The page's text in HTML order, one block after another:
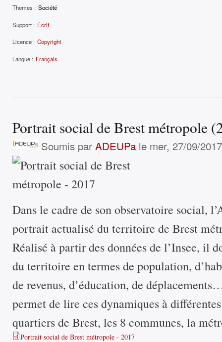
Themes : Société
Support : Écrit
Licence : Copyright
Langue : Français
Portrait social de Brest métropole
Soumis par ADEUPale mer, 27/09/
Dans le cadre de son observatoire social,
portrait actualisé du territoire de Brest
Réalisé à partir des données de l’Insee, il
du territoire en termes de population,
de revenus, d’éducation, de
permet de lire ces dynamiques à
quartiers de Brest, les 8 communes, la
Portrait social de Brest métropole - 2017